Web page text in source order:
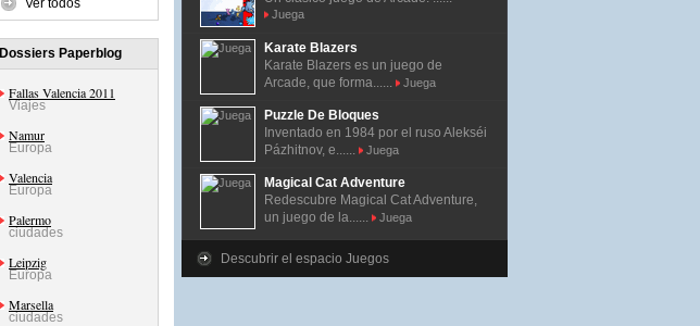
Ver todos
Dossiers Paperblog
Fallas Valencia 2011
Viajes
Namur
Europa
Valencia
Europa
Palermo
ciudades
Leipzig
Europa
Marsella
ciudades
Juega
Karate Blazers
Karate Blazers es un juego de
Arcade, que forma......
Juega
Puzzle De Bloques
Inventado en 1984 por el ruso Alekséi
Pázhitnov, e......
Juega
Magical Cat Adventure
Redescubre Magical Cat Adventure,
un juego de la......
Juega
Descubrir el espacio Juegos